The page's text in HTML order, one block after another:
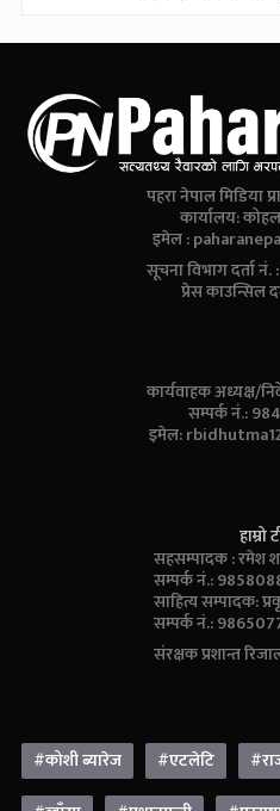
पहरा नेपाल मिडिया
कार्यालय:
इमेल :
सूचना विभाग दर्ता
प्रेस काउन्सिल
कार्यवाहक अध्यक्ष/
सम्पर्क नं.:
इमेल:
हाम्रो
सहसम्पादक : रमेश
सम्पर्क नं.:
साहित्य सम्पादक:
सम्पर्क नं.:
संरक्षक प्रशान्त
#कोशी ब्यारेज #एटलेटि